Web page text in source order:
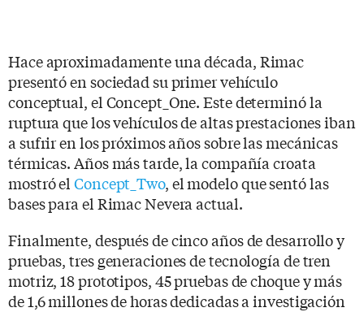
Hace aproximadamente una década, Rimac
presentó en sociedad su primer vehículo
conceptual, el Concept_One. Este determinó la
ruptura que los vehículos de altas prestaciones iban
a sufrir en los próximos años sobre las mecánicas
térmicas. Años más tarde, la compañía croata
mostró elConcept_Two, el modelo que sentó las
bases para el Rimac Nevera actual.
Finalmente, después de cinco años de desarrollo y
pruebas, tres generaciones de tecnología de tren
motriz, 18 prototipos, 45 pruebas de choque y más
de 1,6 millones de horas dedicadas a investigación